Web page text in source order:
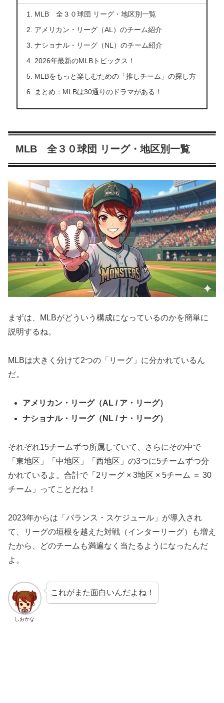
MLB 全３０球団 リーグ・地区別一覧
アメリカン・リーグ（AL）のチーム紹介
ナショナル・リーグ（NL）のチーム紹介
2026年最新のMLBトピックス！
MLBをもっと楽しむための「推しチーム」の探し方
まとめ：MLBは30通りのドラマがある！
MLB 全３０球団 リーグ・地区別一覧
まずは、MLBがどういう構成になっているのかを簡単に
説明するね。
MLBは大きく分けて2つの「リーグ」に分かれているん
だ。
アメリカン・リーグ（AL / ア・リーグ）
ナショナル・リーグ（NL / ナ・リーグ）
それぞれ15チームずつ所属していて、さらにその中で
「東地区」「中地区」「西地区」の3つに5チームずつ分
かれているよ。合計で「2リーグ × 3地区 × 5チーム ＝ 30
チーム」ってことだね！
2023年からは「バランス・スケジュール」が導入され
て、リーグの垣根を越えた対戦（インターリーグ）も増え
たから、どのチームも満遍なく当たるようになったんだ
よ。
しおかな
これがまた面白いんだよね！